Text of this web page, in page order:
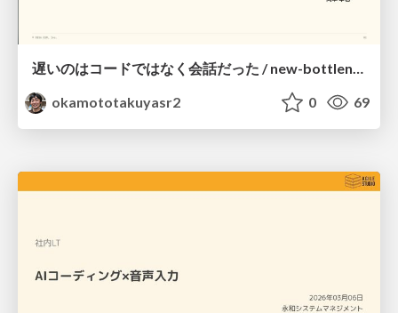
遅いのはコードではなく会話だった / new-bottleneck-conversation
okamototakuyasr2
0 69